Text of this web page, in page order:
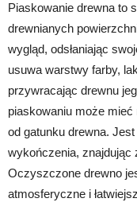
Piaskowanie drewna to
drewnianych
wygląd, odsłaniając
usuwa warstwy farby,
przywracając drewnu
piaskowaniu może
od gatunku drewna.
wykończenia, znajdując
Oczyszczone drewno
atmosferyczne i